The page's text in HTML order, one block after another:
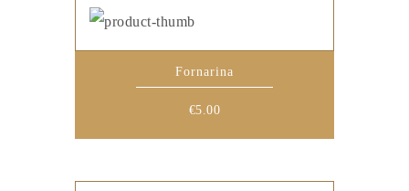
Fornarina
€5.00